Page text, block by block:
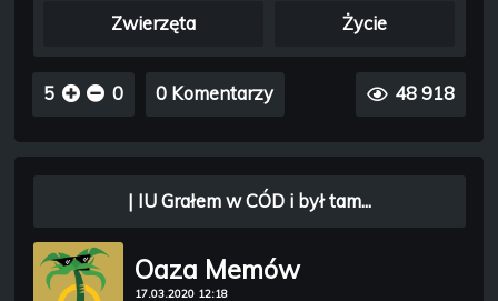
Zwierzęta Życie
5 0 0 Komentarzy 48 918
Oaza Memów
17.03.2020 12:18
| IU Grałem w CÓD i był tam...